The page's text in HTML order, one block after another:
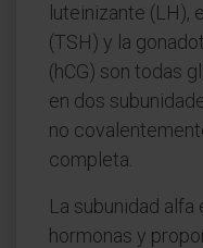
luteinizante (LH),
(TSH) y la
(hCG) son todas
en dos
no
completa.
La subunidad
hormonas y